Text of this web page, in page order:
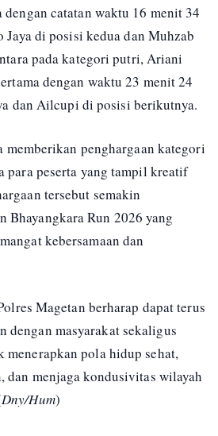
catatan waktu 16 menit 34
di posisi kedua dan Muhzab
pada kategori putri, Ariani
dengan waktu 23 menit 24
dan Ailcupi di posisi berikutnya.
penghargaan kategori
para peserta yang tampil kreatif
tersebut semakin
Bhayangkara Run 2026 yang
kebersamaan dan
Magetan berharap dapat terus
dengan masyarakat sekaligus
menerapkan pola hidup sehat,
dan menjaga kondusivitas wilayah
Dny/Hum)